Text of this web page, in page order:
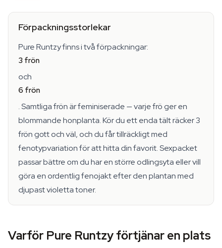
Förpackningsstorlekar
Pure Runtzy finns i två förpackningar:
3 frön
och
6 frön
. Samtliga frön är feminiserade — varje frö ger en
blommande honplanta. Kör du ett enda tält räcker 3
frön gott och väl, och du får tillräckligt med
fenotypvariation för att hitta din favorit. Sexpacket
passar bättre om du har en större odlingsyta eller vill
göra en ordentlig fenojakt efter den plantan med
djupast violetta toner.
Varför Pure Runtzy förtjänar en plats